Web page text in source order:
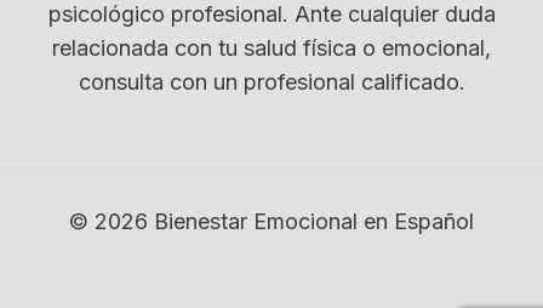
psicológico profesional. Ante cualquier duda
relacionada con tu salud física o emocional,
consulta con un profesional calificado.
© 2026 Bienestar Emocional en Español